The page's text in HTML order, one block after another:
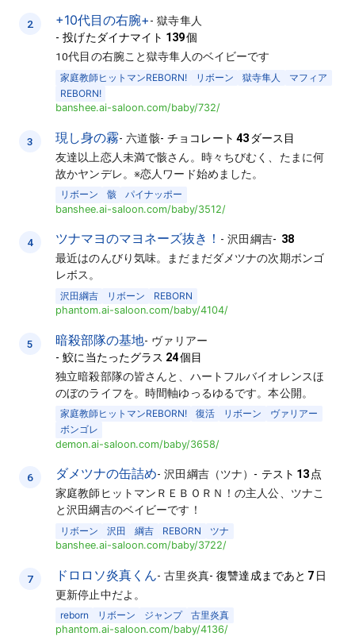
2 +10代目の右腕+-獄寺隼人
-投げたダイナマイト 139個
10代目の右腕こと獄寺隼人のベイビーです
家庭教師ヒットマンREBORN! リボーン 獄寺隼人
マフィア
REBORN!
banshee.ai-saloon.com/baby/732/
3 現し身の霧-六道骸- チョコレート 43 ダース目
友達以上恋人未満で骸さん。時々ちびむく、たまに何
故かヤンデレ。※恋人ワード始めました。
リボーン 骸
パイナッポー
banshee.ai-saloon.com/baby/3512/
4 ツナマヨのマヨネーズ抜き！ -沢田綱吉- 38
最近はのんびり気味。まだまだダメツナの次期ボンゴ
レボス。
沢田綱吉 リボーン
REBORN
phantom.ai-saloon.com/baby/4104/
5 暗殺部隊の基地- ヴァリアー
-鮫に当たったグラス 24個目
独立暗殺部隊の皆さんと、ハートフルバイオレンスほ
のぼのライフを。時間軸ゆっるゆるです。本公開。
家庭教師ヒットマンREBORN! 復活 リボーン
ヴァリアー
ボンゴレ
demon.ai-saloon.com/baby/3658/
6 ダメツナの缶詰め-沢田綱吉（ツナ） - テスト 13点
家庭教師ヒットマンＲＥＢＯＲＮ！の主人公、ツナこ
と沢田綱吉のベイビーです！
リボーン 沢田 綱吉 REBORN
ツナ
banshee.ai-saloon.com/baby/3722/
7 ドロロソ炎真くん-古里炎真-復讐達成まであと 7 日
更新停止中だよ。
reborn リボーン ジャンプ
古里炎真
phantom.ai-saloon.com/baby/4136/